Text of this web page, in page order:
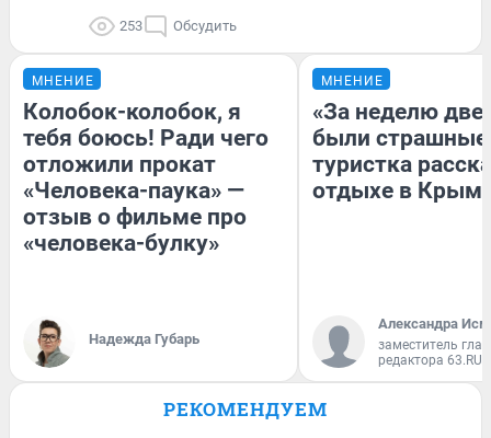
253 Обсудить
МНЕНИЕ
Колобок-колобок, я
тебя боюсь! Ради чего
отложили прокат
«Человека-паука» —
отзыв о фильме про
«человека-булку»
Надежда Губарь
МНЕНИЕ
«За неделю две
были
туристка
отдыхе в
Александра
заместитель
редактора 63.RU
РЕКОМЕНДУЕМ